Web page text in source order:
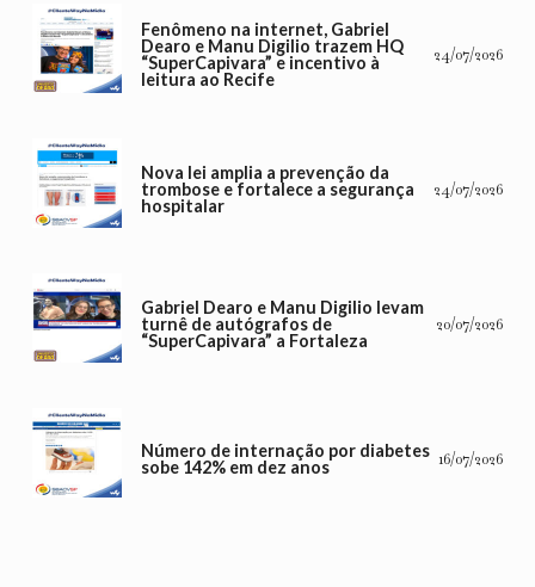
Fenômeno na internet, Gabriel
Dearo e Manu Digilio trazem HQ
“SuperCapivara” e incentivo à
leitura ao Recife
24/07/2026
Nova lei amplia a prevenção da
trombose e fortalece a segurança
hospitalar
24/07/2026
Gabriel Dearo e Manu Digilio levam
turnê de autógrafos de
“SuperCapivara” a Fortaleza
20/07/2026
Número de internação por diabetes
sobe 142% em dez anos
16/07/2026